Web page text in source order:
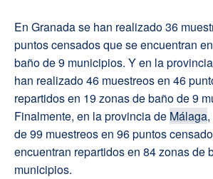
En Granada se han realizado 36
puntos censados que se encuentran
baño de 9 municipios. Y en la
han realizado 46 muestreos en 46
repartidos en 19 zonas de baño de 9
Finalmente, en la provincia de Málaga
de 99 muestreos en 96 puntos
encuentran repartidos en 84 zonas de
municipios.